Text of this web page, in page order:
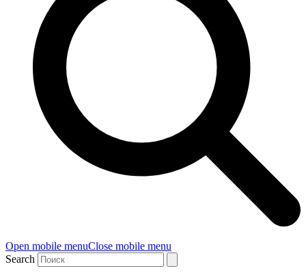
Open mobile menuClose mobile menu
Search